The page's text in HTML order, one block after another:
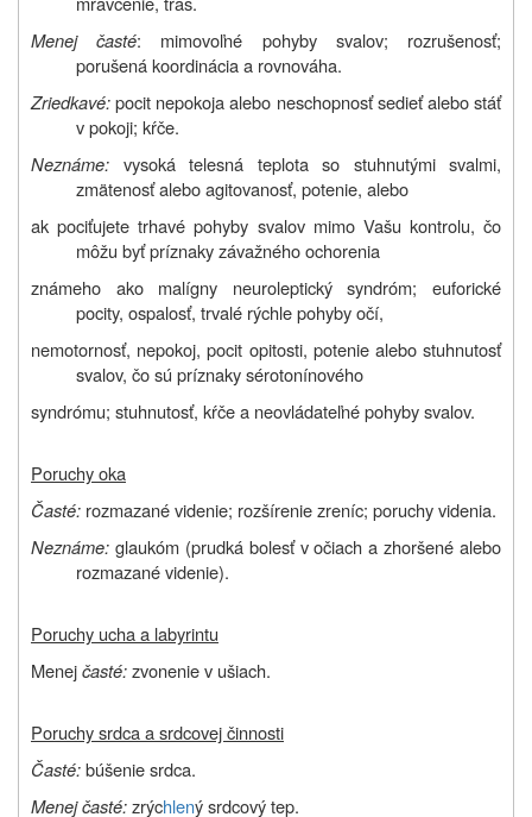
Menej časté: mimovoľné pohyby svalov; rozrušenosť;
porušená koordinácia a rovnováha.
Zriedkavé:pocit nepokoja alebo neschopnosť sedieť alebo stáť
v pokoji; kŕče.
Neznáme: vysoká telesná teplota so stuhnutými svalmi,
zmätenosť alebo agitovanosť, potenie, alebo
ak pociťujete trhavé pohyby svalov mimo Vašu kontrolu, čo
môžu byť príznaky závažného ochorenia
známeho ako malígny neuroleptický syndróm; euforické
pocity, ospalosť, trvalé rýchle pohyby očí,
nemotornosť, nepokoj, pocit opitosti, potenie alebo stuhnutosť
svalov, čo sú príznaky sérotonínového
syndrómu; stuhnutosť, kŕče a neovládateľné pohyby svalov.
Poruchy oka
Časté: rozmazané videnie; rozšírenie zreníc; poruchy videnia.
Neznáme: glaukóm (prudká bolesť v očiach a zhoršené alebo
rozmazané videnie).
Poruchy ucha a labyrintu
Menejčasté:zvonenie v ušiach.
Poruchy srdca a srdcovej činnosti
Časté:búšenie srdca.
Menej časté:zrýchlený srdcový tep.